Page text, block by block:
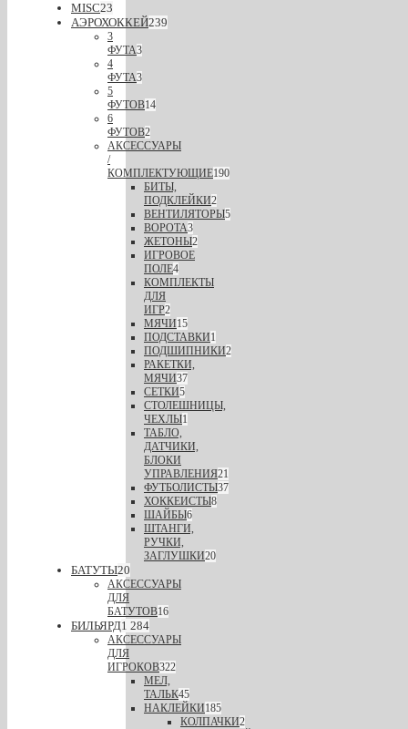
MISC23
АЭРОХОККЕЙ239
3
ФУТА3
4
ФУТА3
5
ФУТОВ14
6
ФУТОВ2
АКСЕССУАРЫ
/
КОМПЛЕКТУЮЩИЕ190
БИТЫ,
ПОДКЛЕЙКИ2
ВЕНТИЛЯТОРЫ5
ВОРОТА3
ЖЕТОНЫ2
ИГРОВОЕ
ПОЛЕ4
КОМПЛЕКТЫ
ДЛЯ
ИГР2
МЯЧИ15
ПОДСТАВКИ1
ПОДШИПНИКИ2
РАКЕТКИ,
МЯЧИ37
СЕТКИ5
СТОЛЕШНИЦЫ,
ЧЕХЛЫ1
ТАБЛО,
ДАТЧИКИ,
БЛОКИ
УПРАВЛЕНИЯ21
ФУТБОЛИСТЫ37
ХОККЕИСТЫ8
ШАЙБЫ6
ШТАНГИ,
РУЧКИ,
ЗАГЛУШКИ20
БАТУТЫ20
АКСЕССУАРЫ
ДЛЯ
БАТУТОВ16
БИЛЬЯРД1 284
АКСЕССУАРЫ
ДЛЯ
ИГРОКОВ322
МЕЛ,
ТАЛЬК45
НАКЛЕЙКИ185
КОЛПАЧКИ2